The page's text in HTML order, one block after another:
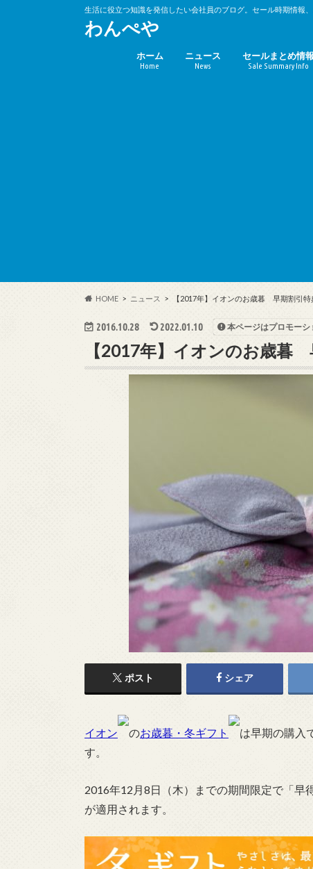
生活に役立つ知識を発信したい会社員のブログ。セール時期情報、
わんぺや
ホーム
Home
ニュース
News
セールまとめ情報
Sale Summary Info
HOME ニュース 【2017年】イオンのお歳暮 早期割引特
2016.10.28 2022.01.10 本ページはプロモー
【2017年】イオンのお歳暮
ポスト シェア
イオン のお歳暮・冬ギフト は早期の購入
す。
2016年12月8日（木）までの期間限定で「早
が適用されます。